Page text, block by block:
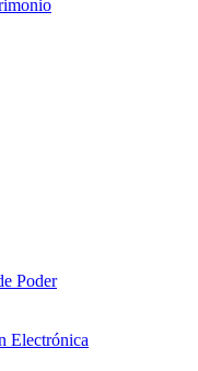
Poder
Electrónica